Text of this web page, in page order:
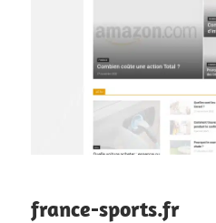
france-sports.fr